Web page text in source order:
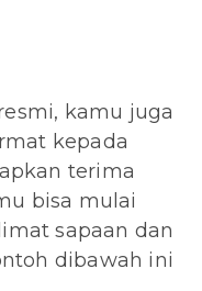
kamu juga
kepada
terima
bisa mulai
sapaan dan
dibawah ini